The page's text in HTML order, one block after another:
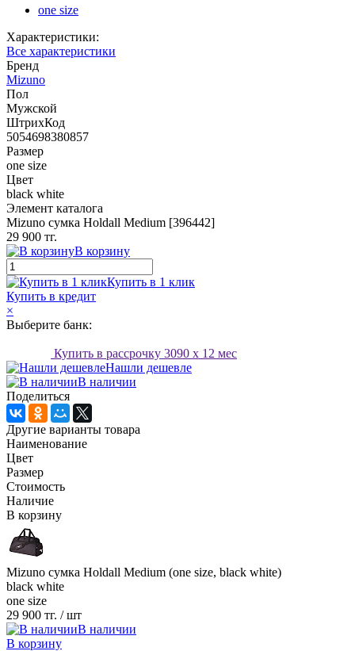
one size
Характеристики:
Все характеристики
Бренд
Mizuno
Пол
Мужской
ШтрихКод
5054698380857
Размер
one size
Цвет
black white
Элемент каталога
Mizuno сумка Holdall Medium [396442]
29 900 тг.
В корзину
Купить в 1 клик
Купить в кредит
×
Выберите банк:
Купить в рассрочку 3090 x 12 мес
Нашли дешевле
В наличии
Поделиться
Другие варианты товара
Наименование
Цвет
Размер
Стоимость
Наличие
В корзину
Mizuno сумка Holdall Medium (one size, black white)
black white
one size
29 900 тг. / шт
В наличии
В корзину